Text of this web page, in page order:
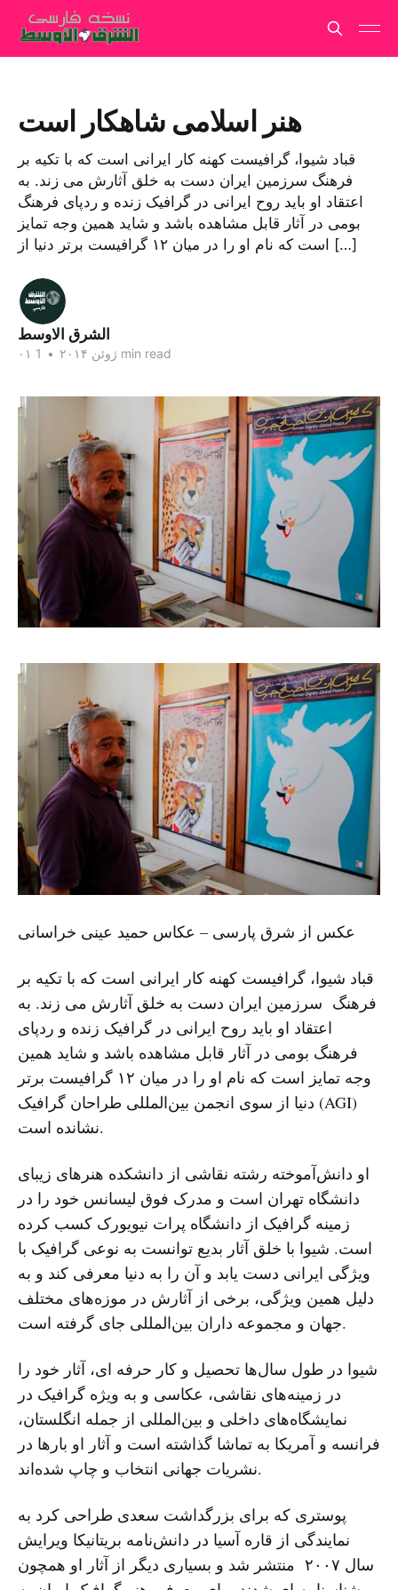
هنر اسلامی شاهکار است
قباد شیوا، گرافیست کهنه کار ایرانی است که با تکیه بر
فرهنگ سرزمین ایران دست به خلق آثارش می‌ زند. به
اعتقاد او باید روح ایرانی در گرافیک زنده و ردپای فرهنگ
بومی در آثار قابل مشاهده باشد و شاید همین وجه تمایز
است که نام او را در میان ۱۲ گرافیست برتر دنیا از […]
الشرق الاوسط
۰۱ ژوئن ۲۰۱۴ • 1 min read
عکس از شرق پارسی – عکاس حمید عینی خراسانی
قباد شیوا، گرافیست کهنه کار ایرانی است که با تکیه بر
فرهنگ سرزمین ایران دست به خلق آثارش می‌ زند. به
اعتقاد او باید روح ایرانی در گرافیک زنده و ردپای
فرهنگ بومی در آثار قابل مشاهده باشد و شاید همین
وجه تمایز است که نام او را در میان ۱۲ گرافیست برتر
دنیا از سوی انجمن بین‌المللی طراحان گرافیک (AGI)
نشانده است.
او دانش‌آموخته رشته نقاشی از دانشکده هنرهای زیبای
دانشگاه تهران است و مدرک فوق لیسانس خود را در
زمینه گرافیک از دانشگاه پرات نیویورک کسب کرده
است. شیوا با خلق آثار بدیع توانست به نوعی گرافیک با
ویژگی ایرانی دست یابد و آن را به دنیا معرفی کند و به
دلیل همین ویژگی، برخی از آثارش در موزه‌های مختلف
جهان و مجموعه‌ داران بین‌المللی جای گرفته‌ است.
شیوا در طول سال‌ها تحصیل و کار حرفه ‌ای، آثار خود را
در زمینه‌های نقاشی، عکاسی و به‌ ویژه گرافیک در
نمایشگاه‌های داخلی و بین‌المللی از جمله انگلستان،
فرانسه و آمریکا به تماشا گذاشته است و آثار او بارها در
نشریات جهانی انتخاب و چاپ شده‌اند.
پوستری که برای بزرگداشت سعدی طراحی کرد به
نمایندگی از قاره آسیا در دانش‌نامه بریتانیکا ویرایش
سال ۲۰۰۷ منتشر شد و بسیاری دیگر از آثار او همچون